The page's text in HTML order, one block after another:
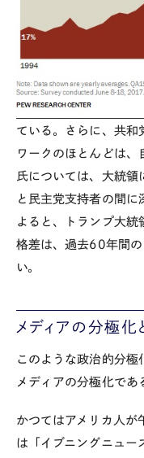
ている。さらに、共和
ワークのほとんどは
氏については、大統領
と民主党支持者の間
よると、トランプ大統
格差は、過去60年間
い。
メディアの分極化
このような政治的分極
メディアの分極化であ
かつてはアメリカ人が
は「イブニングニュー